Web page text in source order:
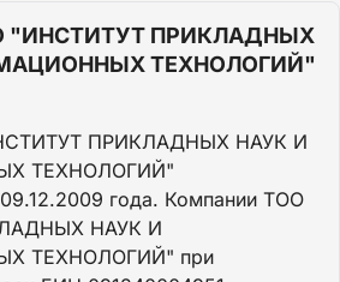
"ИНСТИТУТ ПРИКЛАДНЫХ
ТЕХНОЛОГИЙ"
ПРИКЛАДНЫХ НАУК И
ТЕХНОЛОГИЙ"
09.12.2009 года. Компании ТОО
НАУК И
ТЕХНОЛОГИЙ" при